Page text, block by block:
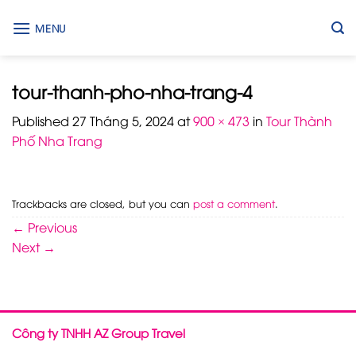
MENU
tour-thanh-pho-nha-trang-4
Published 27 Tháng 5, 2024at900 × 473 in Tour Thành
Phố Nha Trang
Trackbacks are closed, but you can post a comment.
← Previous
Next →
Công ty TNHH AZ Group Travel